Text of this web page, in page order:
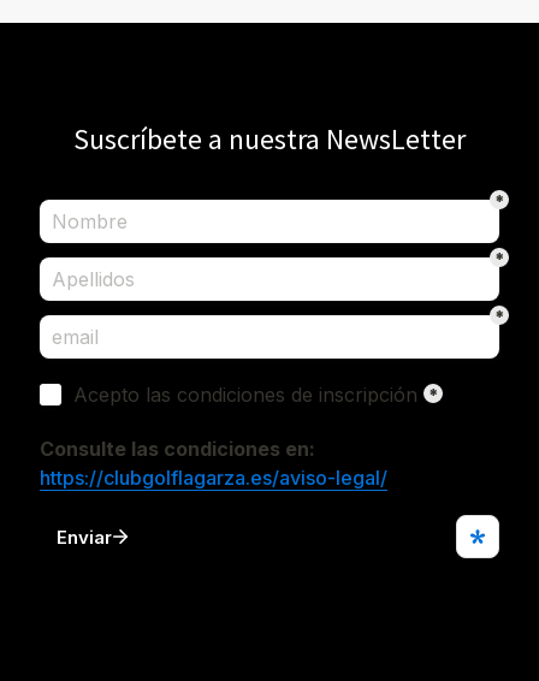
Suscríbete a nuestra NewsLetter